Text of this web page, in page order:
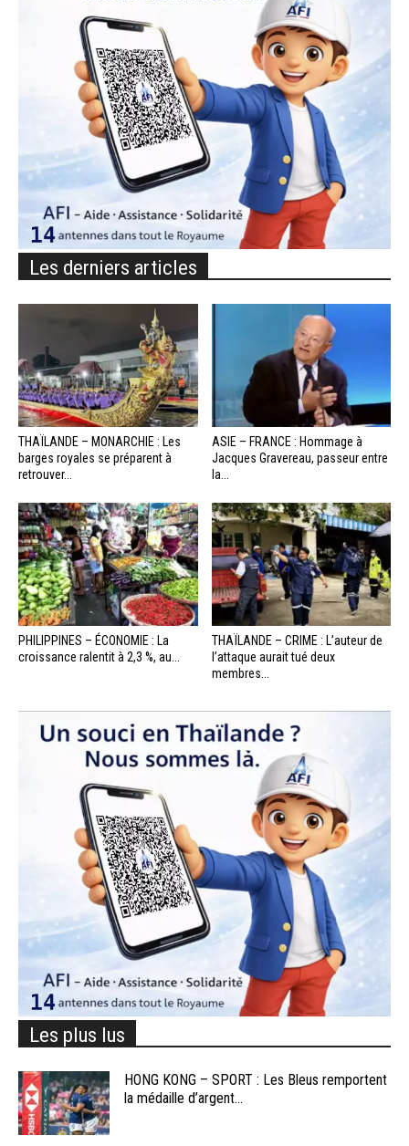
Les derniers articles
THAÏLANDE – MONARCHIE : Les
barges royales se préparent à
retrouver...
ASIE – FRANCE : Hommage à
Jacques Gravereau, passeur entre
la...
PHILIPPINES – ÉCONOMIE : La
croissance ralentit à 2,3 %, au...
THAÏLANDE – CRIME : L’auteur de
l’attaque aurait tué deux
membres...
Les plus lus
HONG KONG – SPORT : Les Bleus remportent
la médaille d’argent...